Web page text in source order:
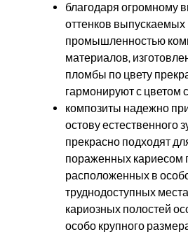
благодаря огромному
оттенков выпускаемых
промышленностью
материалов,
пломбы по цвету
гармонируют с цветом
композиты надежно
остову естественного
прекрасно подходят
пораженных кариесом
расположенных в
труднодоступных
кариозных полостей
особо крупного